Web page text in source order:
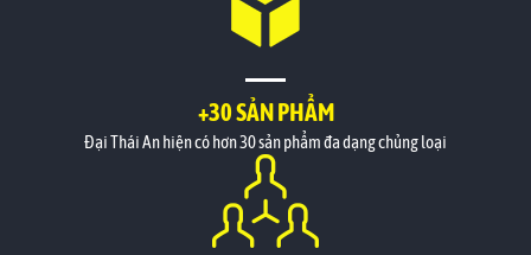
+30 SẢN PHẨM
Đại Thái An hiện có hơn 30 sản phẩm đa dạng chủng loại